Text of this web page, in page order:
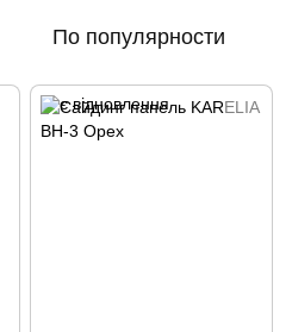
По популярности